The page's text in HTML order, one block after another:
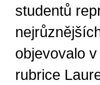
studentů
objevovalo
rubrice